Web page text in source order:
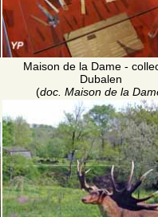
Maison de la Dame -
Dubalen
(doc. Maison de la